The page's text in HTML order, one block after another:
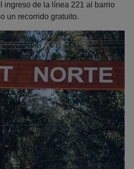
ingreso de la línea 221 al barrio
un recorrido gratuito.